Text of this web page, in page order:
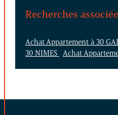
Recherches
Achat Appartement à 30
30 NIMES
Achat